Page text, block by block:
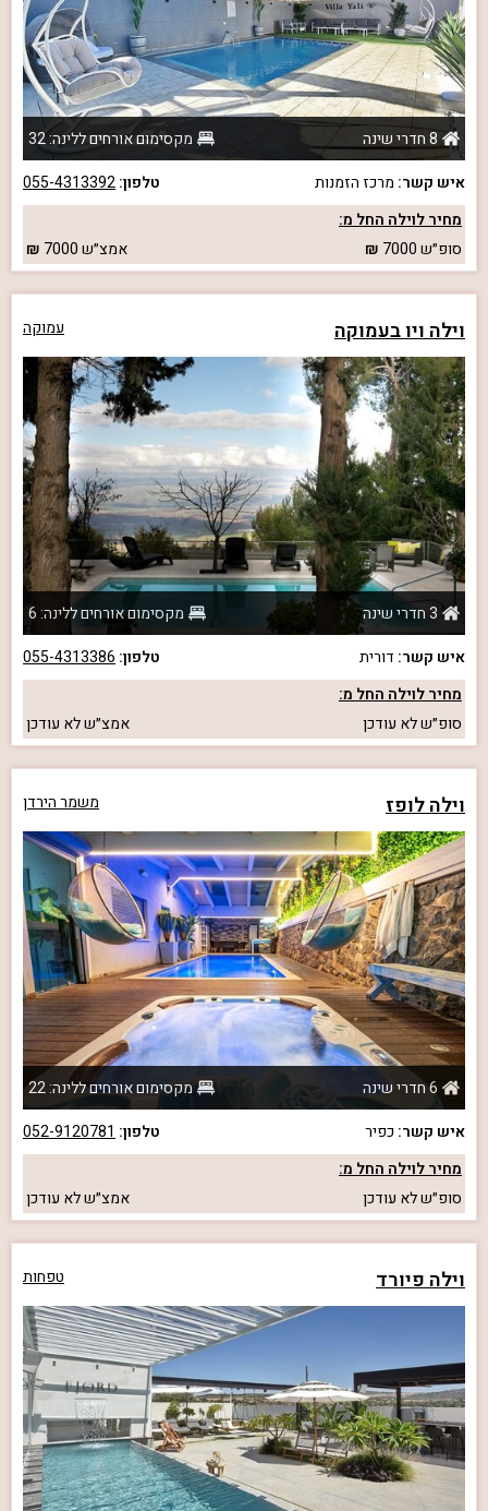
8 חדרי שינה
מקסימום אורחים ללינה: 32
איש קשר: מרכז הזמנות טלפון:055-4313392
מחיר לוילה החל מ:
סופ״ש7000 אמצ״ש7000
וילה ויו בעמוקה עמוקה
3 חדרי שינה
מקסימום אורחים ללינה: 6
איש קשר: דורית טלפון: 055-4313386
מחיר לוילה החל מ:
סופ״שלא עודכן אמצ״שלא עודכן
וילה לופז משמר הירדן
6 חדרי שינה
מקסימום אורחים ללינה: 22
איש קשר: כפיר טלפון: 052-9120781
מחיר לוילה החל מ:
סופ״שלא עודכן אמצ״שלא עודכן
וילה פיורד טפחות